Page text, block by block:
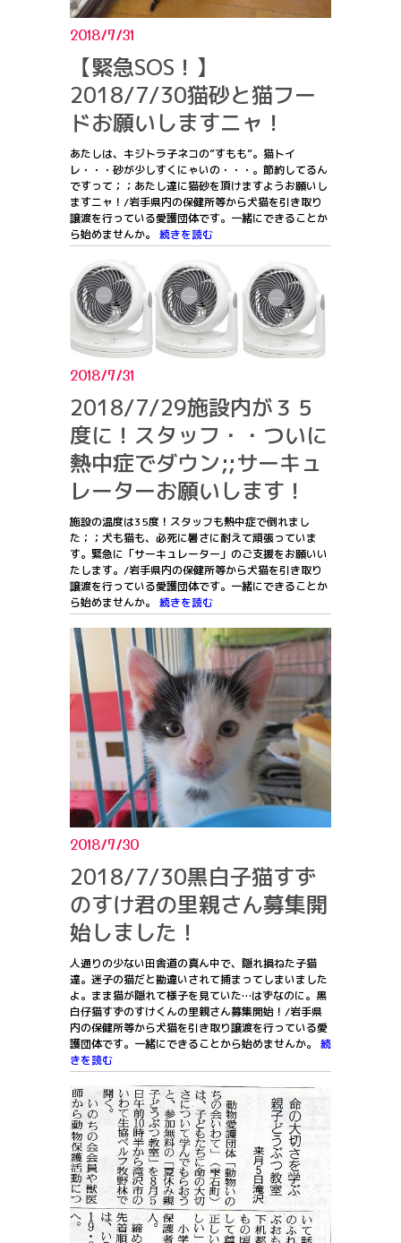
2018/7/31
【緊急SOS！】
2018/7/30猫砂と猫フー
ドお願いしますニャ！
あたしは、キジトラ子ネコの”すもも”。猫トイ
レ・・・砂が少しすくにゃいの・・・。節約してるん
ですって；；あたし達に猫砂を頂けますようお願いし
ますニャ！/岩手県内の保健所等から犬猫を引き取り
譲渡を行っている愛護団体です。一緒にできることか
ら始めませんか。 続きを読む
2018/7/31
2018/7/29施設内が３５
度に！スタッフ・・ついに
熱中症でダウン;;サーキュ
レーターお願いします！
施設の温度は35度！スタッフも熱中症で倒れまし
た；；犬も猫も、必死に暑さに耐えて頑張っていま
す。緊急に「サーキュレーター」のご支援をお願いい
たします。/岩手県内の保健所等から犬猫を引き取り
譲渡を行っている愛護団体です。一緒にできることか
ら始めませんか。 続きを読む
2018/7/30
2018/7/30黒白子猫すず
のすけ君の里親さん募集開
始しました！
人通りの少ない田舎道の真ん中で、隠れ損ねた子猫
達。迷子の猫だと勘違いされて捕まってしまいました
よ。まま猫が隠れて様子を見ていた…はずなのに。黒
白仔猫すずのすけくんの里親さん募集開始！/岩手県
内の保健所等から犬猫を引き取り譲渡を行っている愛
護団体です。一緒にできることから始めませんか。 続
きを読む